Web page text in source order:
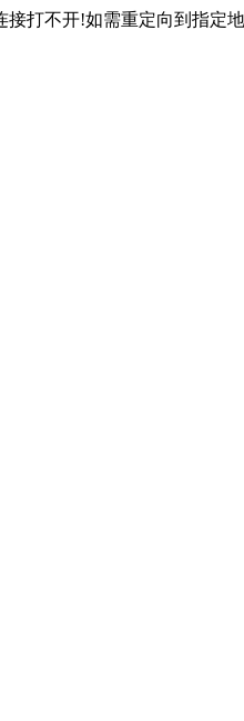
接打不开!如需重定向到指定